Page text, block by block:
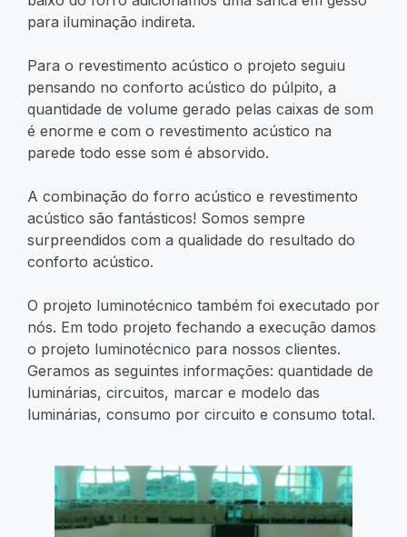
para iluminação indireta.
Para o revestimento acústico o projeto seguiu
pensando no conforto acústico do púlpito, a
quantidade de volume gerado pelas caixas de som
é enorme e com o revestimento acústico na
parede todo esse som é absorvido.
A combinação do forro acústico e revestimento
acústico são fantásticos! Somos sempre
surpreendidos com a qualidade do resultado do
conforto acústico.
O projeto luminotécnico também foi executado por
nós. Em todo projeto fechando a execução damos
o projeto luminotécnico para nossos clientes.
Geramos as seguintes informações: quantidade de
luminárias, circuitos, marcar e modelo das
luminárias, consumo por circuito e consumo total.